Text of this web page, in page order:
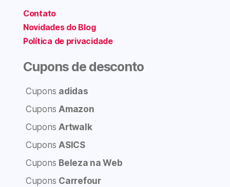
Contato
Novidades do Blog
Política de privacidade
Cupons de desconto
Cupons adidas
CuponsAmazon
CuponsArtwalk
CuponsASICS
Cupons Beleza na Web
Cupons Carrefour